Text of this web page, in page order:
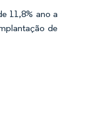
11,8% ano a
de